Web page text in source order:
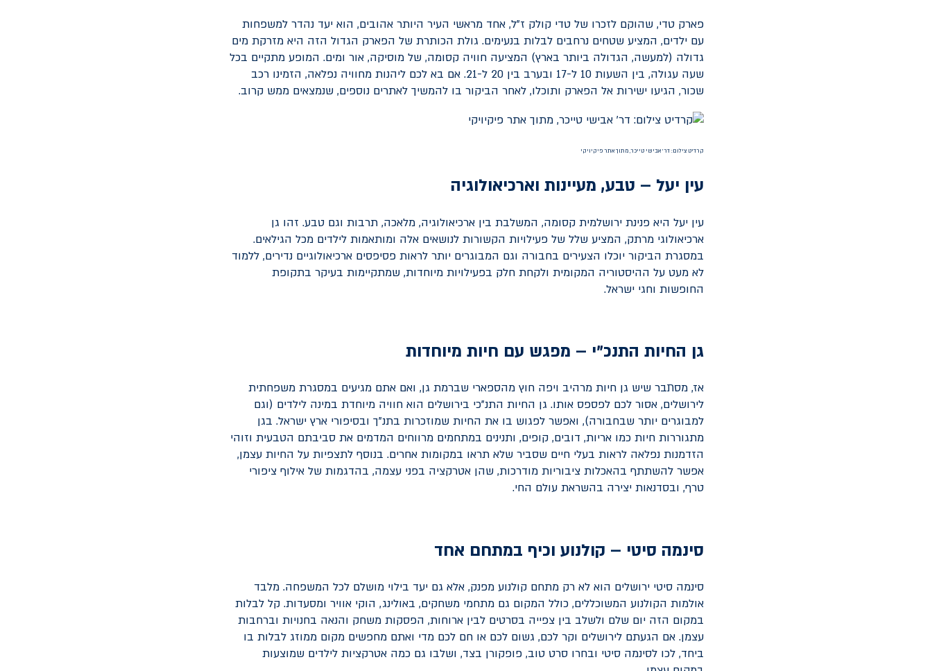
פארק טדי, שהוקם לזכרו של טדי קולק ז"ל, אחד מראשי העיר היותר אהובים, הוא יעד נהדר למשפחות
עם ילדים, המציע שטחים נרחבים לבלות בנעימים. גולת הכותרת של הפארק הגדול הזה היא מזרקת מים
גדולה (למעשה, הגדולה ביותר בארץ) המציעה חוויה קסומה, של מוסיקה, אור ומים. המופע מתקיים בכל
שעה עגולה, בין השעות 10 ל-17 ובערב בין 20 ל-21. אם בא לכם ליהנות מחוויה נפלאה, הזמינו רכב
שכור, הגיעו ישירות אל הפארק ותוכלו, לאחר הביקור בו להמשיך לאתרים נוספים, שנמצאים ממש קרוב.
קרדיט צילום: דר' אבישי טייכר, מתוך אתר פיקיויקי
עין יעל – טבע, מעיינות וארכיאולוגיה
עין יעל היא פנינת ירושלמית קסומה, המשלבת בין ארכיאולוגיה, מלאכה, תרבות וגם טבע. זהו גן
ארכיאולוגי מרתק, המציע שלל של פעילויות הקשורות לנושאים אלה ומותאמות לילדים מכל הגילאים.
במסגרת הביקור יוכלו הצעירים בחבורה וגם המבוגרים יותר לראות פסיפסים ארכיאולוגיים נדירים, ללמוד
לא מעט על ההיסטוריה המקומית ולקחת חלק בפעילויות מיוחדות, שמתקיימות בעיקר בתקופת
החופשות וחגי ישראל.
גן החיות התנכ"י – מפגש עם חיות מיוחדות
אז, מסתבר שיש גן חיות מרהיב ויפה חוץ מהספארי שברמת גן, ואם אתם מגיעים במסגרת משפחתית
לירושלים, אסור לכם לפספס אותו. גן החיות התנ"כי בירושלים הוא חוויה מיוחדת במינה לילדים (וגם
למבוגרים יותר שבחבורה), ואפשר לפגוש בו את החיות שמוזכרות בתנ"ך ובסיפורי ארץ ישראל. בגן
מתגוררות חיות כמו אריות, דובים, קופים, ותנינים במתחמים מרווחים המדמים את סביבתם הטבעית וזוהי
הזדמנות נפלאה לראות בעלי חיים שסביר שלא תראו במקומות אחרים. בנוסף לתצפיות על החיות עצמן,
אפשר להשתתף בהאכלות ציבוריות מודרכות, שהן אטרקציה בפני עצמה, בהדגמות של אילוף ציפורי
טרף, ובסדנאות יצירה בהשראת עולם החי.
סינמה סיטי – קולנוע וכיף במתחם אחד
סינמה סיטי ירושלים הוא לא רק מתחם קולנוע מפנק, אלא גם יעד בילוי מושלם לכל המשפחה. מלבד
אולמות הקולנוע המשוכללים, כולל המקום גם מתחמי משחקים, באולינג, הוקי אוויר ומסעדות. קל לבלות
במקום הזה יום שלם ולשלב בין צפייה בסרטים לבין ארוחות, הפסקות משחק והנאה בחנויות וברחבות
עצמן. אם הגעתם לירושלים וקר לכם, גשום לכם או חם לכם מדי ואתם מחפשים מקום ממוזג לבלות בו
ביחד, לכו לסינמה סיטי ובחרו סרט טוב, פופקורן בצד, ושלבו גם כמה אטרקציות לילדים שמוצעות